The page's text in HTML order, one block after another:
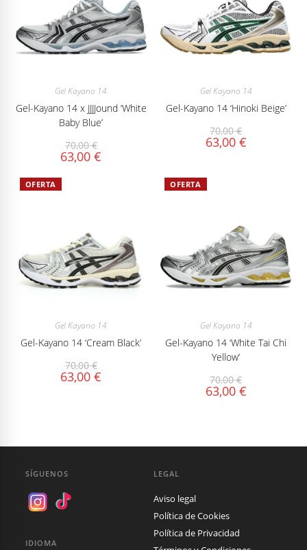
Gel Kayano 14
Gel-Kayano 14 x JJJJound ‘White
Baby Blue’
70,00€
63,00€
Gel Kayano 14
Gel-Kayano 14 ‘Hinoki Beige’
70,00€
63,00 €
OFERTA
Gel Kayano 14
Gel-Kayano 14 ‘Cream Black’
70,00€
63,00€
OFERTA
Gel Kayano 14
Gel-Kayano 14 ‘White Tai Chi
Yellow’
70,00€
63,00 €
SÍGUENOS
IDIOMA
LEGAL
Aviso legal
Política de Cookies
Política de Privacidad